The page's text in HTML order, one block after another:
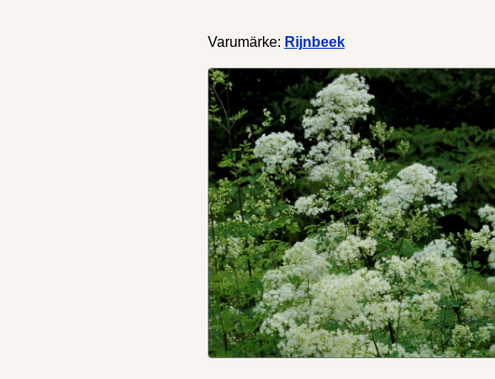
Varumärke: Rijnbeek